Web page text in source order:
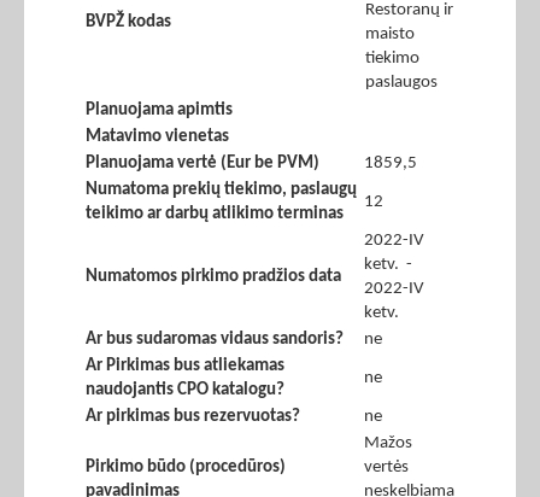
BVPŽ kodas
Restoranų ir
maisto
tiekimo
paslaugos
Planuojama apimtis
Matavimo vienetas
Planuojama vertė (Eur be PVM)
1859,5
Numatoma prekių tiekimo, paslaugų
teikimo ar darbų atlikimo terminas
12
Numatomos pirkimo pradžios data
2022-IV
ketv. -
2022-IV
ketv.
Ar bus sudaromas vidaus sandoris?
ne
Ar Pirkimas bus atliekamas
naudojantis CPO katalogu?
ne
Ar pirkimas bus rezervuotas? ne
Pirkimo būdo (procedūros)
pavadinimas
Mažos
vertės
neskelbiama